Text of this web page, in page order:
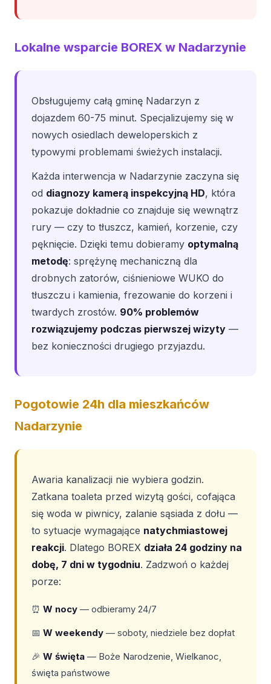
Lokalne wsparcie BOREX w Nadarzynie
Obsługujemy całą gminę Nadarzyn z
dojazdem 60-75 minut. Specjalizujemy się w
nowych osiedlach deweloperskich z
typowymi problemami świeżych instalacji.
Każda interwencja w Nadarzynie zaczyna się
od diagnozy kamerą inspekcyjną HD, która
pokazuje dokładnie co znajduje się wewnątrz
rury — czy to tłuszcz, kamień, korzenie, czy
pęknięcie. Dzięki temu dobieramy optymalną
metodę: sprężynę mechaniczną dla
drobnych zatorów, ciśnieniowe WUKO do
tłuszczu i kamienia, frezowanie do korzeni i
twardych zrostów. 90% problemów
rozwiązujemy podczas pierwszej wizyty —
bez konieczności drugiego przyjazdu.
Pogotowie 24h dla mieszkańców
Nadarzynie
Awaria kanalizacji nie wybiera godzin.
Zatkana toaleta przed wizytą gości, cofająca
się woda w piwnicy, zalanie sąsiada z dołu —
to sytuacje wymagające natychmiastowej
reakcji. Dlatego BOREX działa 24 godziny na
dobę, 7 dni w tygodniu. Zadzwoń o każdej
porze:
⏰ W nocy — odbieramy 24/7
📅 W weekendy — soboty, niedziele bez dopłat
🎉 W święta — Boże Narodzenie, Wielkanoc,
święta państwowe